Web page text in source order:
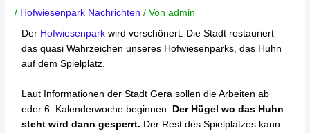
/ Hofwiesenpark Nachrichten / Vonadmin
Der Hofwiesenpark wird verschönert. Die Stadt restauriert
das quasi Wahrzeichen unseres Hofwiesenparks, das Huhn
auf dem Spielplatz.
Laut Informationen der Stadt Gera sollen die Arbeiten ab
eder 6. Kalenderwoche beginnen.
Der Hügel wo das Huhn
steht wird dann gesperrt. Der Rest des Spielplatzes kann